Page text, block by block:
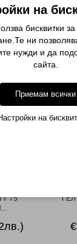
75
ГЕЛ
на
бисквитки
ни
нужди и да
сайта.
Приемам всички
на